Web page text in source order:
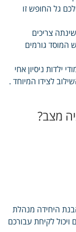
גל החופש זו
צריכים
המוסד גורמים
ילדות ניסיון אחי
לצידו המיוחד .
מצב?
היחידה מנהלת
ויכול לקיחת עבורכם